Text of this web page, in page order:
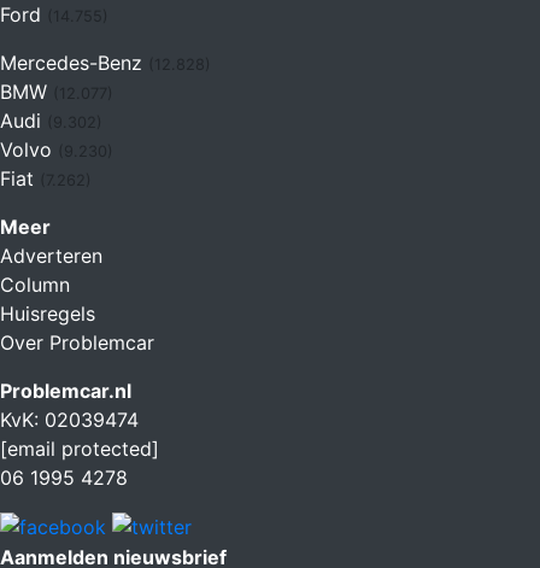
Ford (14.755)
Mercedes-Benz
BMW
Audi
Volvo
Fiat (7.262)
Meer
Adverteren
Column
Huisregels
Over Problemcar
Problemcar.nl
KvK: 02039474
[email protected]
06 1995 4278
Aanmelden nieuwsbrief